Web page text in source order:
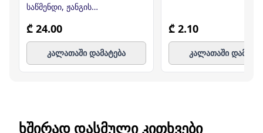
საწმენდი, ჟანგის
₾ 24.00
კალათაში დამატება
₾ 2.10
კალათაში
ᲮᲨᲘᲠᲐᲓ ᲓᲐᲡᲛᲣᲚᲘ ᲙᲘᲗᲮᲕᲔᲑᲘ